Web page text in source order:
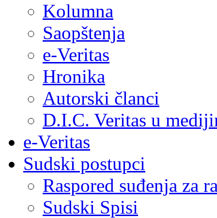
Kolumna
Saopštenja
e-Veritas
Hronika
Autorski članci
D.I.C. Veritas u
e-Veritas
Sudski postupci
Raspored suđenja za
Sudski Spisi